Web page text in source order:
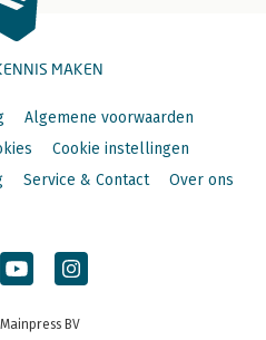
MAKEN
Algemene voorwaarden
Cookie instellingen
Service & Contact Over ons
BV